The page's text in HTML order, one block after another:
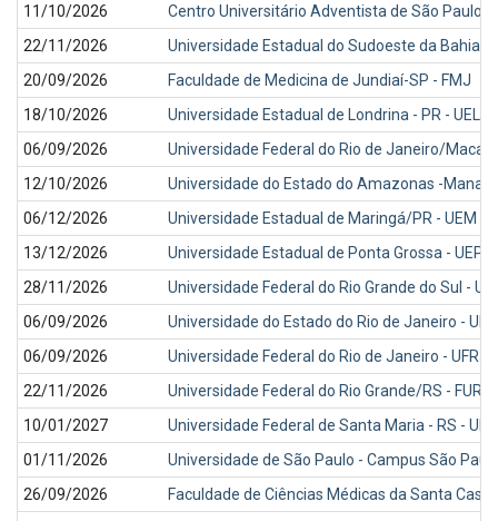
11/10/2026
Centro Universitário Adventista de São Paulo
22/11/2026
Universidade Estadual do Sudoeste da Bahia-
20/09/2026
Faculdade de Medicina de Jundiaí-SP - FMJ
18/10/2026
Universidade Estadual de Londrina - PR - UEL
06/09/2026
Universidade Federal do Rio de Janeiro/Macaé
12/10/2026
Universidade do Estado do Amazonas -
06/12/2026
Universidade Estadual de Maringá/PR - UEM
13/12/2026
Universidade Estadual de Ponta Grossa - UEPG
28/11/2026
Universidade Federal do Rio Grande do Sul -
06/09/2026
Universidade do Estado do Rio de Janeiro -
06/09/2026
Universidade Federal do Rio de Janeiro - UFRJ
22/11/2026
Universidade Federal do Rio Grande/RS - FURG
10/01/2027
Universidade Federal de Santa Maria - RS -
01/11/2026
Universidade de São Paulo - Campus São
26/09/2026
Faculdade de Ciências Médicas da Santa Casa